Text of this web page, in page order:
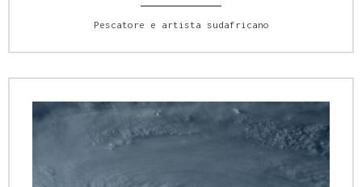
Pescatore e artista sudafricano